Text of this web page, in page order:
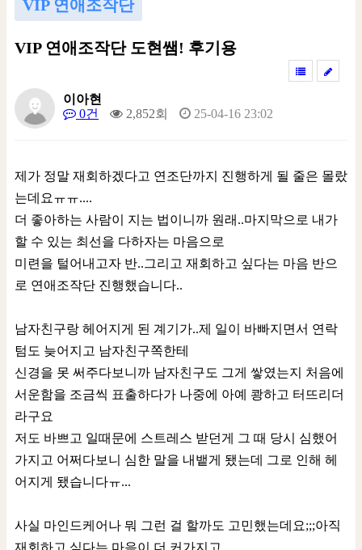
VIP 연애조작단
VIP 연애조작단 도현쌤! 후기용
이아현
0건
2,852회 25-04-16 23:02
제가 정말 재회하겠다고 연조단까지 진행하게 될 줄은 몰랐
는데요ㅠㅠ....
더 좋아하는 사람이 지는 법이니까 원래..마지막으로 내가
할 수 있는 최선을 다하자는 마음으로
미련을 털어내고자 반..그리고 재회하고 싶다는 마음 반으
로 연애조작단 진행했습니다..
남자친구랑 헤어지게 된 계기가..제 일이 바빠지면서 연락
텀도 늦어지고 남자친구쪽한테
신경을 못 써주다보니까 남자친구도 그게 쌓였는지 처음에
서운함을 조금씩 표출하다가 나중에 아예 쾅하고 터뜨리더
라구요
저도 바쁘고 일때문에 스트레스 받던게 그 때 당시 심했어
가지고 어쩌다보니 심한 말을 내뱉게 됐는데 그로 인해 헤
어지게 됐습니다ㅠ...
사실 마인드케어나 뭐 그런 걸 할까도 고민했는데요;;;아직